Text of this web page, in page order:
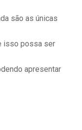
são as únicas
isso possa ser
apresentar